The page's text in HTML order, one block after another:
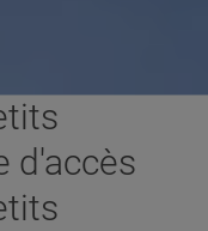
d'accès